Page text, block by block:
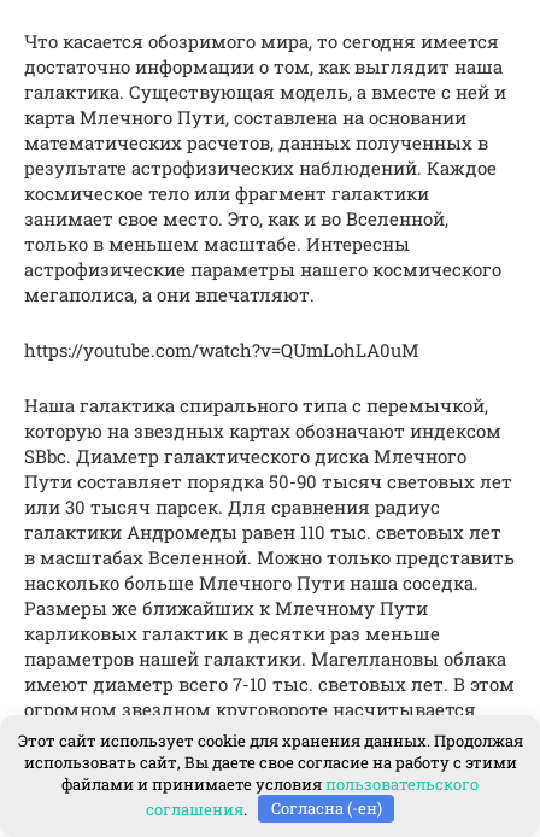
Что касается обозримого мира, то сегодня имеется
достаточно информации о том, как выглядит наша
галактика. Существующая модель, а вместе с ней и
карта Млечного Пути, составлена на основании
математических расчетов, данных полученных в
результате астрофизических наблюдений. Каждое
космическое тело или фрагмент галактики
занимает свое место. Это, как и во Вселенной,
только в меньшем масштабе. Интересны
астрофизические параметры нашего космического
мегаполиса, а они впечатляют.
https://youtube.com/watch?v=QUmLohLA0uM
Наша галактика спирального типа с перемычкой,
которую на звездных картах обозначают индексом
SBbc. Диаметр галактического диска Млечного
Пути составляет порядка 50-90 тысяч световых лет
или 30 тысяч парсек. Для сравнения радиус
галактики Андромеды равен 110 тыс. световых лет
в масштабах Вселенной. Можно только представить
насколько больше Млечного Пути наша соседка.
Размеры же ближайших к Млечному Пути
карликовых галактик в десятки раз меньше
параметров нашей галактики. Магеллановы облака
имеют диаметр всего 7-10 тыс. световых лет. В этом
огромном звездном круговороте насчитывается
порядка 200-400 миллиардов звезд. Эти звезды
собраны в скопления и туманности. Значительная
ее часть – это рукава Млечного Пути, в одном из
которых находится наша солнечная система.
Этот сайт использует cookie для хранения данных. Продолжая
использовать сайт, Вы даете свое согласие на работу с этими
файлами и принимаете условияпользовательского
соглашения. Согласна (-ен)